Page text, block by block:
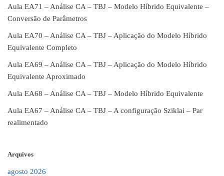
Aula EA71 – Análise CA – TBJ – Modelo Híbrido Equivalente –
Conversão de Parâmetros
Aula EA70 – Análise CA – TBJ – Aplicação do Modelo Híbrido
Equivalente Completo
Aula EA69 – Análise CA – TBJ – Aplicação do Modelo Híbrido
Equivalente Aproximado
Aula EA68 – Análise CA – TBJ – Modelo Híbrido Equivalente
Aula EA67 – Análise CA – TBJ – A configuração Sziklai – Par
realimentado
Arquivos
agosto 2026